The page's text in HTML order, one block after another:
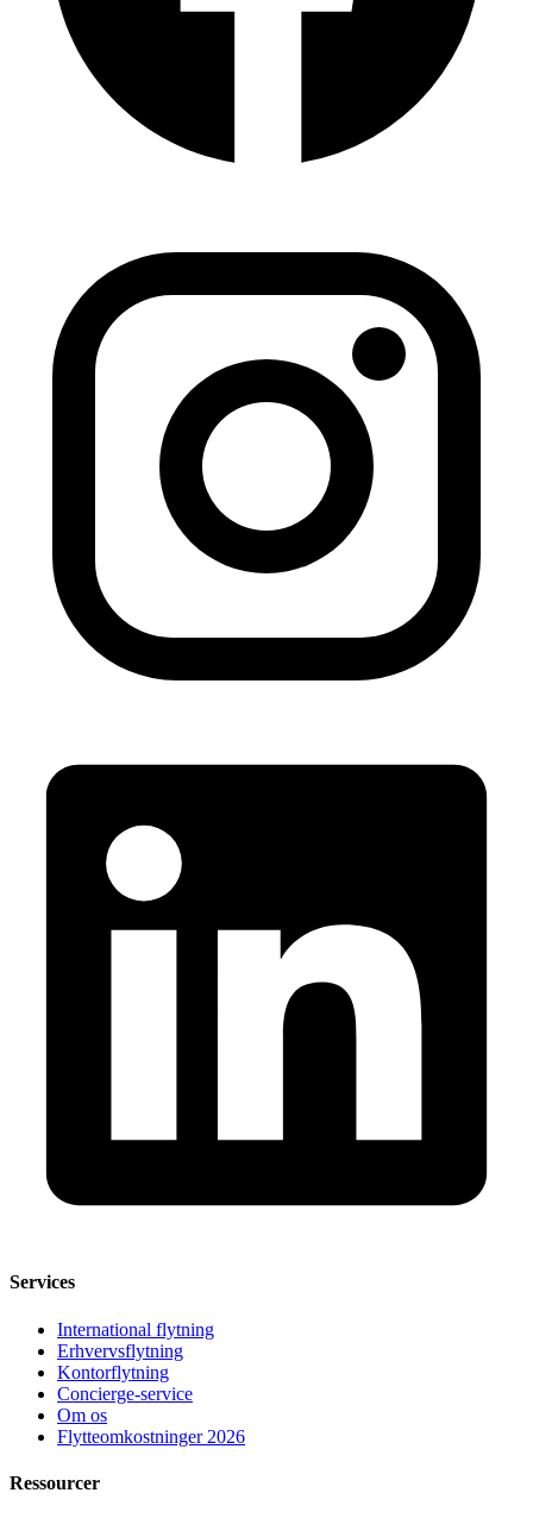
Services
International flytning
Erhvervsflytning
Kontorflytning
Concierge-service
Om os
Flytteomkostninger 2026
Ressourcer